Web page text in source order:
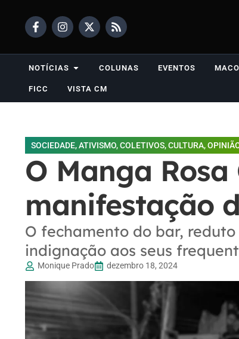
NOTÍCIAS COLUNAS EVENTOS
FICC VISTA CM
SOCIEDADE,ATIVISMO,COLETIVOS,CULTURA,
O Manga
manifestação
O fechamento do bar,
indignação aos seus
Monique Prado dezembro 18, 2024